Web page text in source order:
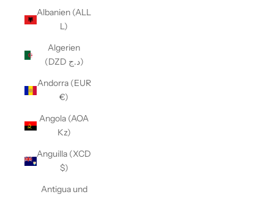
Albanien (ALL
L)
Algerien
(DZD د.ج)
Andorra (EUR
€)
Angola (AOA
Kz)
Anguilla (XCD
$)
Antigua und